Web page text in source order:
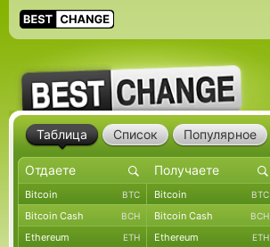
Таблица Список Популярное
Bitcoin BTC Bitcoin BTC
Bitcoin Cash BCH Bitcoin Cash BCH
Ethereum ETH Ethereum ETH